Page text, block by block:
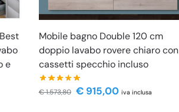
e
Mobile bagno Double 120 cm
doppio lavabo rovere chiaro con
cassetti specchio incluso
€1.573,80 €915,00 iva inclusa